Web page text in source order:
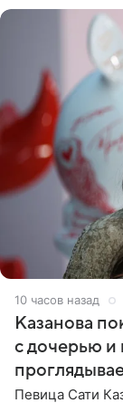
10 часов назад
Казанова
с дочерью
Певица Сати